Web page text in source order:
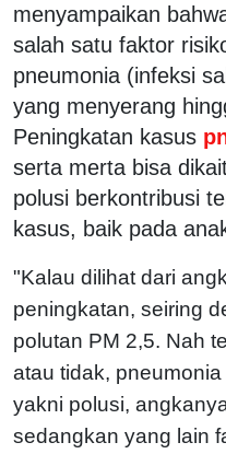
menyampaikan
salah satu faktor
pneumonia (infeksi
yang menyerang
Peningkatan kasus
serta merta bisa
polusi berkontribusi
kasus, baik pada
"Kalau dilihat dari
peningkatan, seiring
polutan PM 2,5. Nah
atau tidak,
yakni polusi,
sedangkan yang lain